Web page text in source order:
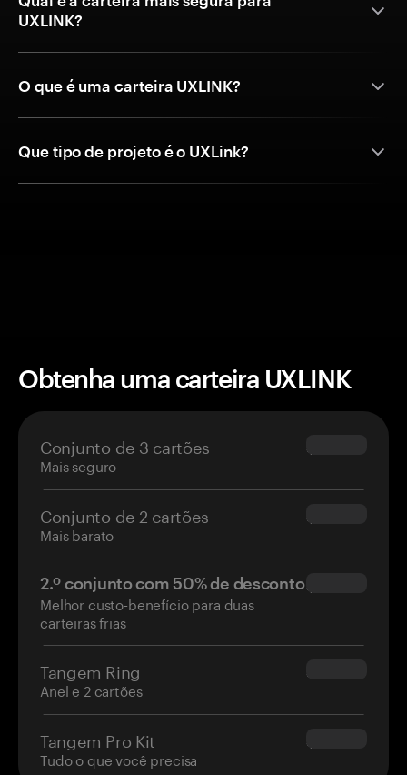
UXLINK?
O que é uma carteira UXLINK?
Que tipo de projeto é o UXLink?
Obtenha uma carteira UXLINK
Conjunto de 3 cartões
Mais seguro
$69.90
Conjunto de 2 cartões
Mais barato
$54.90
2.º conjunto com 50% de desconto
Melhor custo-benefício para duas
carteiras frias
$34.95
Tangem Ring
Anel e 2 cartões
$160.00
Tangem Pro Kit
Tudo o que você precisa
$180.00